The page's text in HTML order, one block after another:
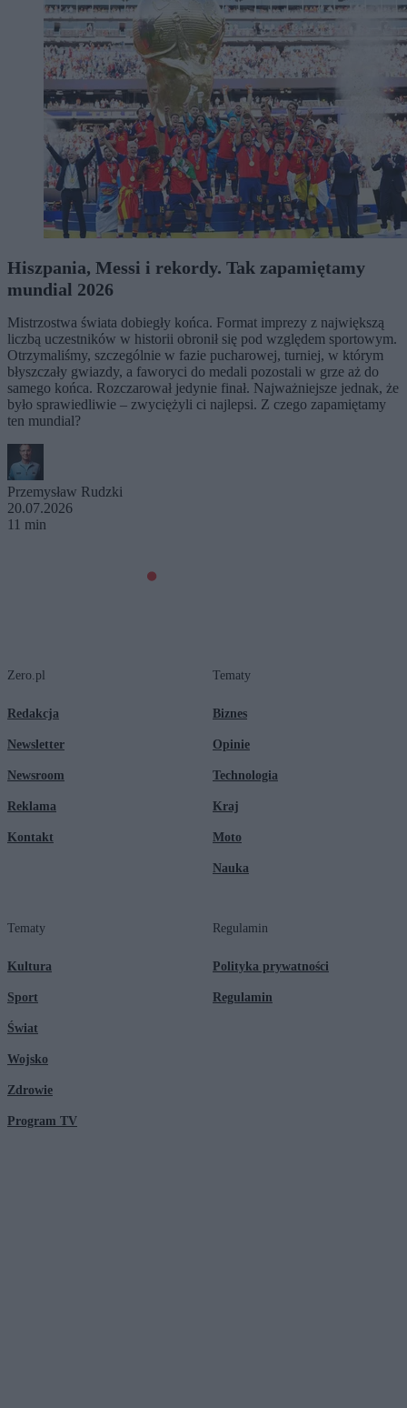
Hiszpania, Messi i rekordy. Tak zapamiętamy
mundial 2026
Mistrzostwa świata dobiegły końca. Format imprezy z największą
liczbą uczestników w historii obronił się pod względem sportowym.
Otrzymaliśmy, szczególnie w fazie pucharowej, turniej, w którym
błyszczały gwiazdy, a faworyci do medali pozostali w grze aż do
samego końca. Rozczarował jedynie finał. Najważniejsze jednak, że
było sprawiedliwie – zwyciężyli ci najlepsi. Z czego zapamiętamy
ten mundial?
Przemysław Rudzki
20.07.2026
11 min
Zero.pl
Redakcja
Newsletter
Newsroom
Reklama
Kontakt
Tematy
Biznes
Opinie
Technologia
Kraj
Moto
Nauka
Tematy
Kultura
Sport
Świat
Wojsko
Zdrowie
Program TV
Regulamin
Polityka prywatności
Regulamin